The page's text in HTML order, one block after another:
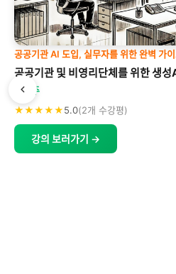
공공기관 AI 도입, 실무자를 위한 완벽 가
공공기관 및 비영리단체를 위한 생성
박형주
★★★★★5.0(2개 수강평)
강의 보러가기 →